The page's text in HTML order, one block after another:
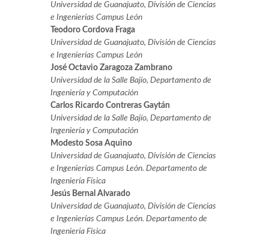
Universidad de Guanajuato, División de Ciencias
e Ingenierías Campus León
Teodoro Cordova Fraga
Universidad de Guanajuato, División de Ciencias
e Ingenierías Campus León
José Octavio Zaragoza Zambrano
Universidad de la Salle Bajío, Departamento de
Ingeniería y Computación
Carlos Ricardo Contreras Gaytán
Universidad de la Salle Bajío, Departamento de
Ingeniería y Computación
Modesto Sosa Aquino
Universidad de Guanajuato, División de Ciencias
e Ingenierías Campus León. Departamento de
Ingeniería Física
Jesús Bernal Alvarado
Universidad de Guanajuato, División de Ciencias
e Ingenierías Campus León. Departamento de
Ingeniería Física